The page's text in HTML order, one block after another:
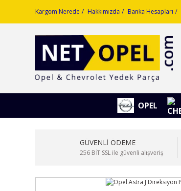
Kargom Nerede Hakkımızda Banka Hesapları
OPEL
GÜVENLİ ÖDEME
256 BİT SSL ile güvenli alışveriş